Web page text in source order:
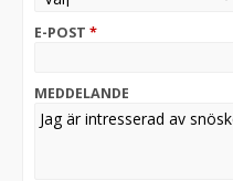
E-POST *
MEDDELANDE